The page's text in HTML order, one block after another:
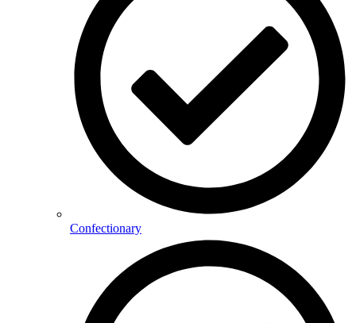
Confectionary